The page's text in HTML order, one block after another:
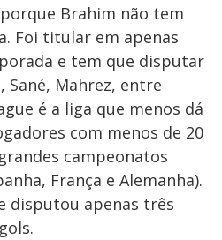
Brahim não tem
Foi titular em apenas
e tem que disputar
Sané, Mahrez, entre
é a liga que menos dá
com menos de 20
campeonatos
França e Alemanha).
disputou apenas três